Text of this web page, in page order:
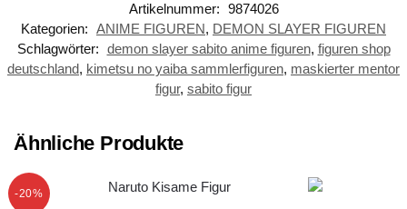
Artikelnummer: 9874026
Kategorien: ANIME FIGUREN, DEMON SLAYER FIGUREN
Schlagwörter: demon slayer sabito anime figuren, figuren shop
deutschland, kimetsu no yaiba sammlerfiguren, maskierter mentor
figur, sabito figur
Ähnliche Produkte
-20%